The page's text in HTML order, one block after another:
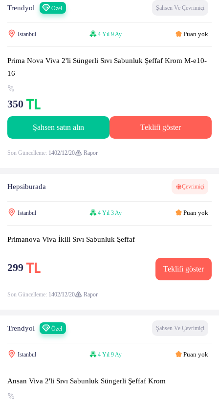
Trendyol Özel Şahsen Ve Çevrimiçi
Istanbul 4 Yıl 9 Ay Puan yok
Prima Nova Viva 2'li Süngerli Sıvı Sabunluk Şeffaf Krom M-e10-
16
350
Şahsen satın alın Teklifi göster
Son Güncelleme: 1402/12/20 Rapor
Hepsiburada Çevrimiçi
Istanbul 4 Yıl 3 Ay Puan yok
Primanova Viva İkili Sıvı Sabunluk Şeffaf
299 Teklifi göster
Son Güncelleme: 1402/12/20 Rapor
Trendyol Özel Şahsen Ve Çevrimiçi
Istanbul 4 Yıl 9 Ay Puan yok
Ansan Viva 2'li Sıvı Sabunluk Süngerli Şeffaf Krom